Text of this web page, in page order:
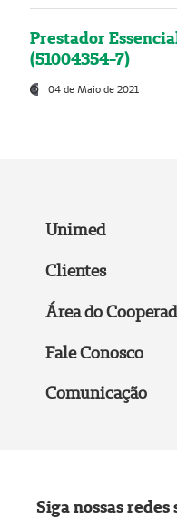
Prestador
(51004354-7)
04 de Maio de 2021
Unimed
Clientes
Área do
Fale Conosco
Comunicação
Siga nossas redes